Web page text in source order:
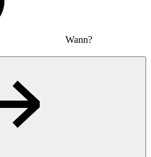
Wann?